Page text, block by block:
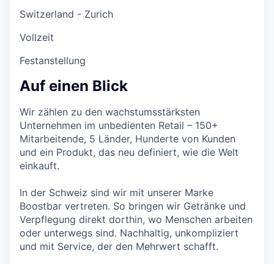
Switzerland - Zurich
Vollzeit
Festanstellung
Auf einen Blick
Wir zählen zu den wachstumsstärksten
Unternehmen im unbedienten Retail – 150+
Mitarbeitende, 5 Länder, Hunderte von Kunden
und ein Produkt, das neu definiert, wie die Welt
einkauft.
In der Schweiz sind wir mit unserer Marke
Boostbar vertreten. So bringen wir Getränke und
Verpflegung direkt dorthin, wo Menschen arbeiten
oder unterwegs sind. Nachhaltig, unkompliziert
und mit Service, der den Mehrwert schafft.